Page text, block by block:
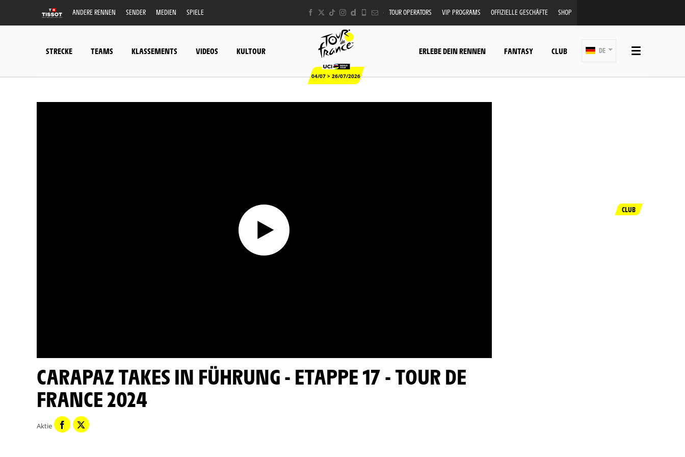
ANDERE RENNEN SENDER MEDIEN SPIELE TOUR OPERATORS VIP PROGRAMS OFFIZIELLE GESCHÄFTE SHOP
STRECKE TEAMS KLASSEMENTS VIDEOS KULTOUR
04/07 > 26/07/2026
ERLEBE DEIN RENNEN FANTASY CLUB DE
CARAPAZ TAKES IN FÜHRUNG - ETAPPE 17 - TOUR DE
FRANCE 2024
Aktie
CLUB